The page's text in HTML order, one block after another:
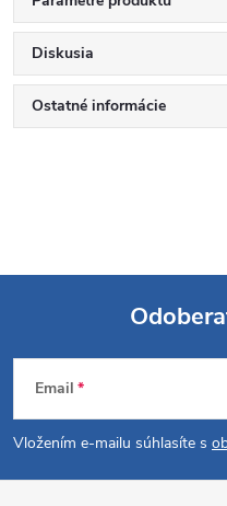
Diskusia
Ostatné informácie
Z
á
p
Email
Vložením e-mailu súhlasíte s